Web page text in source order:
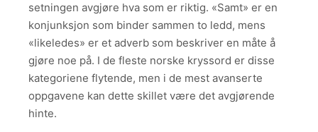
setningen avgjøre hva som er riktig. «Samt» er en
konjunksjon som binder sammen to ledd, mens
«likeledes» er et adverb som beskriver en måte å
gjøre noe på. I de fleste norske kryssord er disse
kategoriene flytende, men i de mest avanserte
oppgavene kan dette skillet være det avgjørende
hinte.